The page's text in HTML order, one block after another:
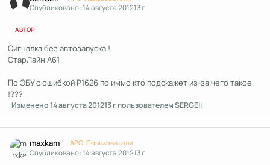
Опубликовано:14 августа 201213 г
АВТОР
Сигналка без автозапуска !
СтарЛайн А61
По ЭБУ с ошибкой P1626 по иммо кто подскажет из-за чего такое
!???
Изменено14 августа 201213 гпользователем SERGEII
maxkam APC-Пользователи
Опубликовано:14 августа 201213 г